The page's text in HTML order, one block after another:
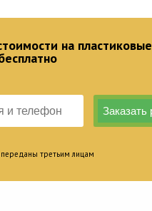
на пластиковые
третьим лицам